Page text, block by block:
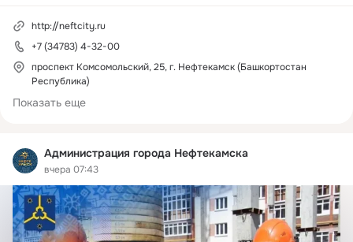
Администрация города Нефтекамска
вчера 07:43
Правила группы:
https://ok.ru/adm.neftekamsk/topic/152828960693167
http://neftcity.ru
+7 (34783) 4-32-00
проспект Комсомольский, 25, г. Нефтекамск (Башкортостан
Республика)
Показать еще